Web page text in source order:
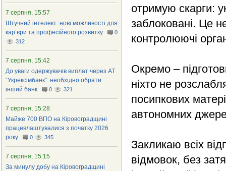
отримую скарги:
заблоковані. Це
контролюючі
Окремо –
ніхто не
посипкових
автономних
Закликаю всіх
відмовок, без
7 серпня, 15:57
Штучний інтелект: нові можливості для
кар’єри та професійного розвитку
0
312
7 серпня, 15:42
До уваги одержувачів виплат через АТ
“Укрексімбанк”: необхідно обрати
інший банк
0 321
7 серпня, 15:28
Майже 700 ВПО на Кіровоградщині
працевлаштувалися з початку 2026
року
0 345
7 серпня, 15:15
За минулу добу на Кіровоградщині